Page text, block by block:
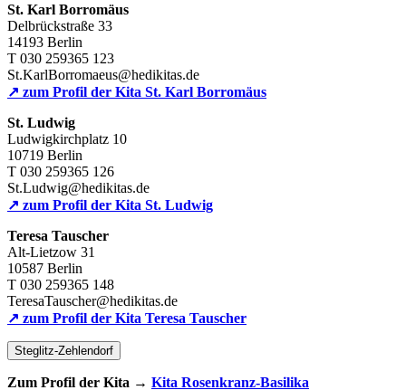
St. Karl Borromäus
Delbrückstraße 33
14193 Berlin
T 030 259365 123
St.KarlBorromaeus@hedikitas.de
↗ zum Profil der Kita St. Karl Borromäus
St. Ludwig
Ludwigkirchplatz 10
10719 Berlin
T 030 259365 126
St.Ludwig@hedikitas.de
↗ zum Profil der Kita St. Ludwig
Teresa Tauscher
Alt-Lietzow 31
10587 Berlin
T 030 259365 148
TeresaTauscher@hedikitas.de
↗ zum Profil der Kita Teresa Tauscher
Steglitz-Zehlendorf
Zum Profil der Kita → Kita Rosenkranz-Basilika